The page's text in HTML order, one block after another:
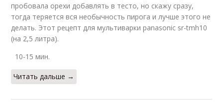
пробовала орехи добавлять в тесто, но скажу сразу,
тогда теряется вся необычность пирога и лучше этого не
делать. Этот рецепт для мультиварки panasonic sr-tmh10
(на 2,5 литра).
10-15 мин.
Читать дальше →